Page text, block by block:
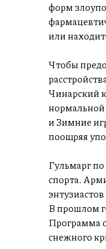
форм
или
Чтобы
Чинарский
нормальной
и Зимние
поощряя
Гульмарг
спорта.
В прошлом
Программа
снежного